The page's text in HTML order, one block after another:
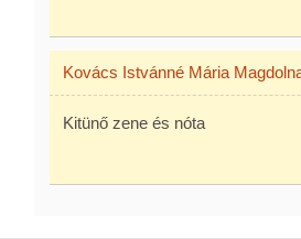
Kovács Istvánné Mária
Kitünő zene és nóta